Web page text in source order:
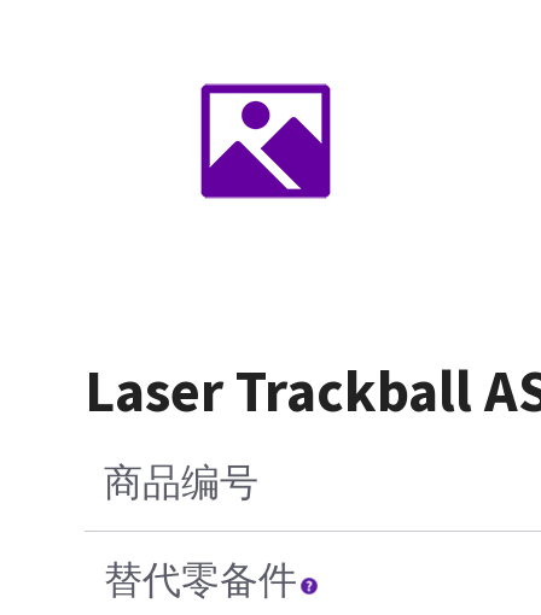
Laser Trackball
商品编号
替代零备件